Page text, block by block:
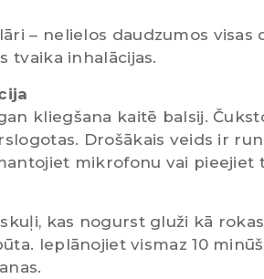
– nelielos daudzumos
tvaika inhalācijas.
kliegšana kaitē balsij.
Drošākais veids ir
mikrofonu vai pieejiet
kas nogurst gluži kā
Ieplānojiet vismaz 10